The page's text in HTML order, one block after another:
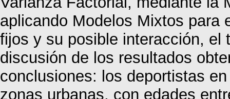
aplicando Modelos Mixtos para
fijos y su posible interacción, el
discusión de los resultados
conclusiones: los deportistas
zonas urbanas, con edades